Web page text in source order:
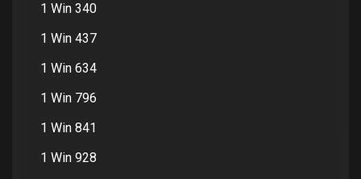
1 Win 340
1 Win 437
1 Win 634
1 Win 796
1 Win 841
1 Win 928